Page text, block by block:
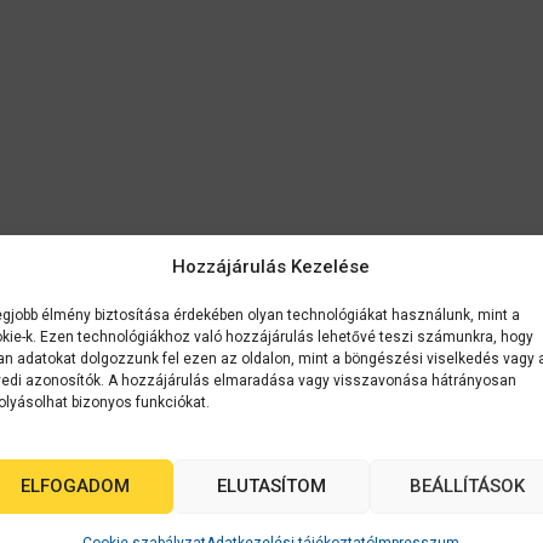
Hozzájárulás Kezelése
élmény biztosítása érdekében olyan technológiákat használunk, mint a
k. Ezen technológiákhoz való hozzájárulás lehetővé teszi számunkra, hogy
adatokat dolgozzunk fel ezen az oldalon, mint a böngészési viselkedés vagy
azonosítók. A hozzájárulás elmaradása vagy visszavonása hátrányosan
bizonyos funkciókat.
ELFOGADOM ELUTASÍTOM BEÁLLÍTÁSOK